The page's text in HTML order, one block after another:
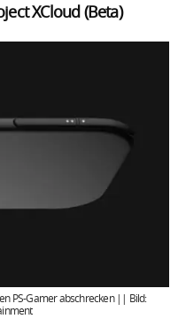
XCloud (Beta)
PS-Gamer abschrecken || Bild: